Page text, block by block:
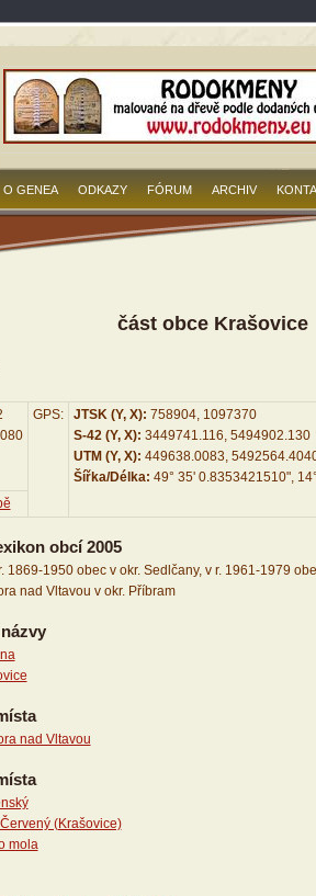
O GENEA ODKAZY FÓRUM ARCHIV
část obce Krašovice
GPS: JTSK (Y, X): 758904, 1097370
S-42 (Y, X): 3449741.116, 5494902.130
UTM (Y, X): 449638.0083,
Šířka/Délka: 49° 35' 0.8353421510",
obcí 2005
1869-1950 obec v okr. Sedlčany, v r. 1961-1979
nad Vltavou v okr. Příbram
nad Vltavou
(Krašovice)
mola